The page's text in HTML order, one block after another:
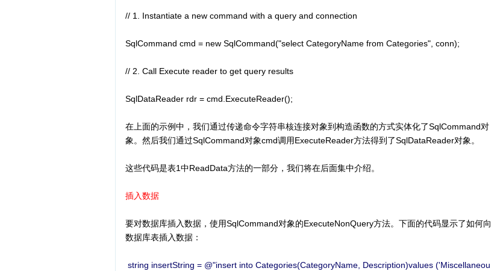
// 1. Instantiate a new command with a query and connection
SqlCommand cmd = new SqlCommand("select CategoryName from Categories", conn);
// 2. Call Execute reader to get query results
SqlDataReader rdr = cmd.ExecuteReader();
在上面的示例中，我们通过传递命令字符串核连接对象到构造函数的方式实体化了SqlCommand对
象。然后我们通过SqlCommand对象cmd调用ExecuteReader方法得到了SqlDataReader对象。
这些代码是表1中ReadData方法的一部分，我们将在后面集中介绍。
插入数据
要对数据库插入数据，使用SqlCommand对象的ExecuteNonQuery方法。下面的代码显示了如何向
数据库表插入数据：
string insertString = @"insert into Categories(CategoryName, Description)values ('Miscellaneou